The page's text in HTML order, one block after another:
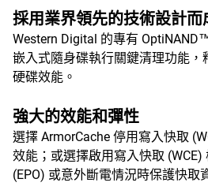
採用業界領先的技術設計而
Western Digital 的專有
嵌入式隨身碟執行關鍵清理功能
硬碟效能。
強大的效能和彈性
選擇 ArmorCache 停用寫入快取
效能；或選擇啟用寫入快取
(EPO) 或意外斷電情況時保護快取